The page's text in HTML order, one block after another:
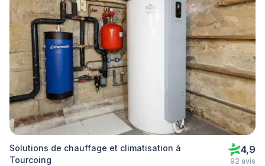
Solutions de chauffage et climatisation à
Tourcoing
4,9
92 avis